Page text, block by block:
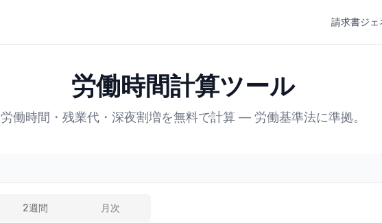
請求書ジェ
労働時間計算ツール
労働時間・残業代・深夜割増を無料で計算 — 労働基準法に準拠。
2週間 月次